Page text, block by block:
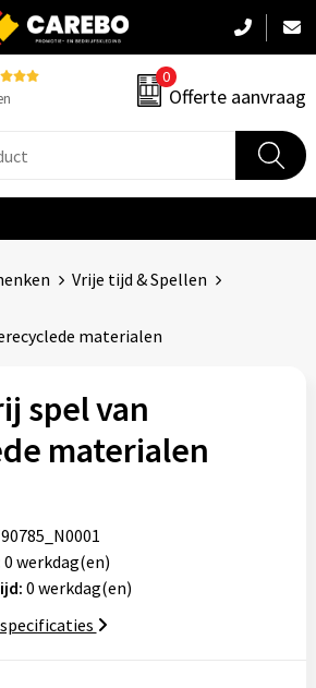
0
Offerte aanvraag
Sjaals
Vrije tijd & Spellen
materialen
spel van
materialen
0 werkdag(en)
0 werkdag(en)